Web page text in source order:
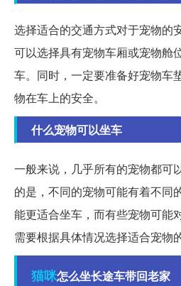
选择适合的交通方式对于宠物的
可以选择具有宠物车厢或宠物舱
车。同时，一定要准备好宠物车
物在车上的安全。
什么宠物可以坐车
一般来说，几乎所有的宠物都可
的是，不同的宠物可能有着不同
能更适合坐车，而有些宠物可能
需要根据具体情况选择适合宠物
猫咪怎么坐长途车带回老家